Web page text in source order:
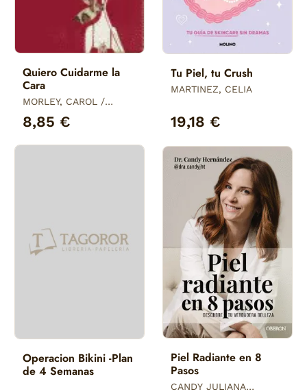
Quiero Cuidarme la
Cara
MORLEY, CAROL /
WILDE, LIZ
8,85 €
Tu Piel, tu Crush
MARTINEZ, CELIA
19,18 €
Operacion Bikini -Plan
de 4 Semanas
Piel Radiante en 8
Pasos
CANDY JULIANA